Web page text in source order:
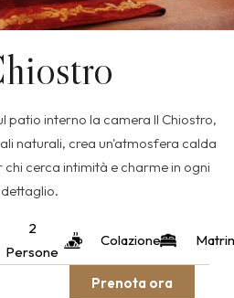
patio interno la camera Il Chiostro,
naturali, crea un'atmosfera calda
cerca intimità e charme in ogni
dettaglio.
2
Persone
Colazione
Prenota ora